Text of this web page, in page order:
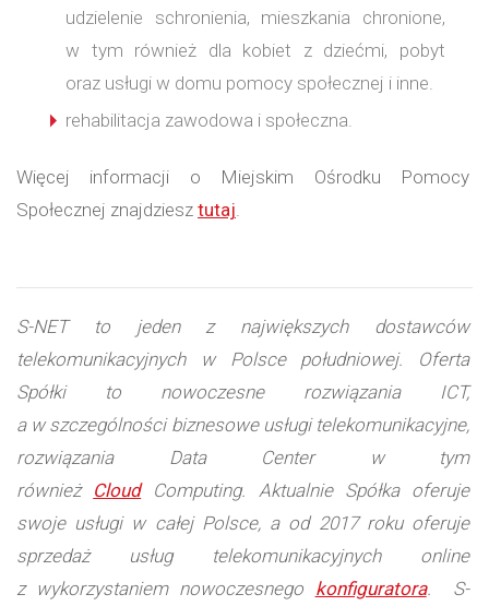
udzielenie schronienia, mieszkania chronione,
w tym również dla kobiet z dziećmi, pobyt
oraz usługi w domu pomocy społecznej i inne.
rehabilitacja zawodowa i społeczna.
Więcej informacji o Miejskim Ośrodku Pomocy
Społecznej znajdziesz tutaj
S-NET to jeden z największych dostawców
telekomunikacyjnych w Polsce południowej. Oferta
Spółki to nowoczesne rozwiązania ICT,
a w szczególności biznesowe usługi telekomunikacyjne,
rozwiązania Data Center w tym
również CloudComputing. Aktualnie Spółka oferuje
swoje usługi w całej Polsce, a od 2017 roku oferuje
sprzedaż usług telekomunikacyjnych online
z wykorzystaniem nowoczesnego konfiguratora. S-